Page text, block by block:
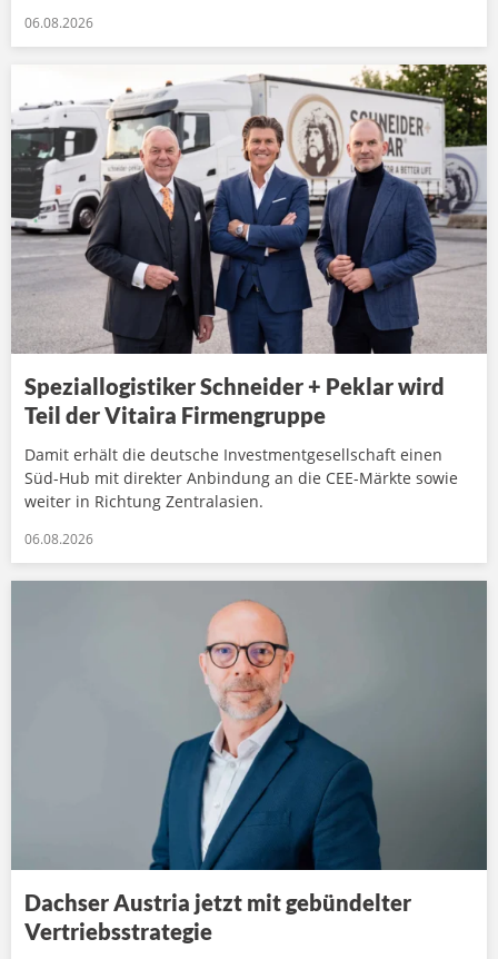
06.08.2026
Speziallogistiker Schneider + Peklar wird
Teil der Vitaira Firmengruppe
Damit erhält die deutsche Investmentgesellschaft einen
Süd-Hub mit direkter Anbindung an die CEE-Märkte sowie
weiter in Richtung Zentralasien.
06.08.2026
Dachser Austria jetzt mit gebündelter
Vertriebsstrategie